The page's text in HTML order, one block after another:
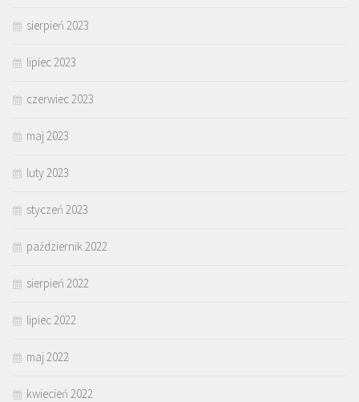
sierpień 2023
lipiec 2023
czerwiec 2023
maj 2023
luty 2023
styczeń 2023
październik 2022
sierpień 2022
lipiec 2022
maj 2022
kwiecień 2022